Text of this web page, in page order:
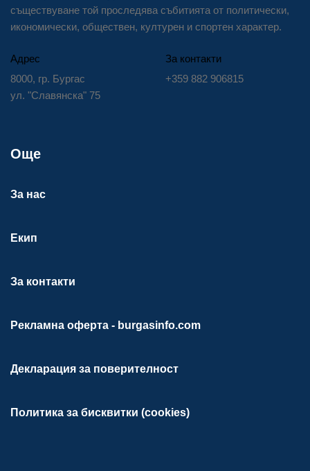
съществуване той проследява събитията от политически,
икономически, обществен, културен и спортен характер.
Адрес
8000, гр. Бургас
ул. "Славянска" 75
За контакти
+359 882 906815
Още
За нас
Екип
За контакти
Рекламна оферта - burgasinfo.com
Декларация за поверителност
Политика за бисквитки (cookies)